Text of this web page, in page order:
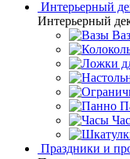
Интерьерный
Интерьерный
Праздники и